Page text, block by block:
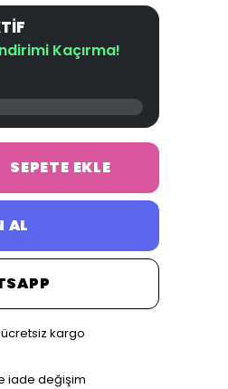
Kaçırma!
SEPETE EKLE
AL
ücretsiz kargo
iade değişim